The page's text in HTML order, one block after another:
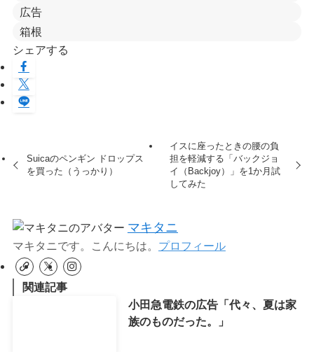
広告
箱根
シェアする
Suicaのペンギン ドロップス
を買った（うっかり）
イスに座ったときの腰の負
担を軽減する「バックジョ
イ（Backjoy）」を1か月試
してみた
マキタニ
マキタニです。こんにちは。 プロフィール
関連記事
小田急電鉄の広告「代々、夏は家
族のものだった。」